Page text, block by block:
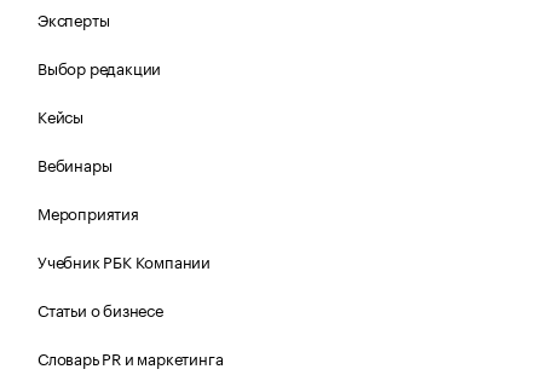
Эксперты
Выбор редакции
Кейсы
Вебинары
Мероприятия
Учебник РБК Компании
Статьи о бизнесе
Словарь PR и маркетинга